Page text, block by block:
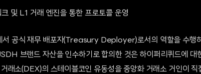
및 L1 거래 엔진을 통한 프로토콜 운영
서 공식 재무 배포자(Treasury Deployer)로서의 역할을 수행
브랜드 자산을 인수하기로 합의한 것은 하이퍼리퀴드에 대
래소(DEX)의 스테이블코인 유동성을 중앙화 거래소 거인이 직